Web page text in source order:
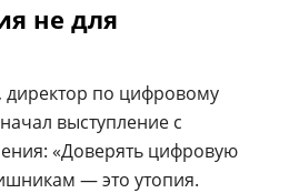
не для
, директор по цифровому
выступление с
«Доверять цифровую
— это утопия.